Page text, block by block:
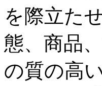
を際立た
態、商品
の質の高